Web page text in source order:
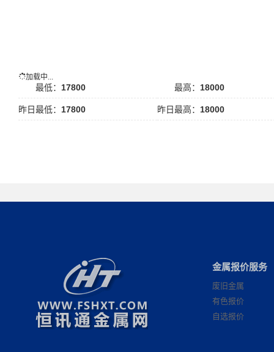
加载中...
最低： 17800 最高： 18000
昨日最低： 17800 昨日最高： 18000
金属报价服务
废旧金属
有色报价
自选报价